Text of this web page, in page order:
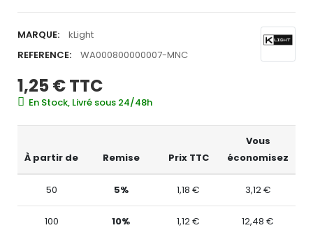
MARQUE:
kLight
REFERENCE:
WA000800000007-MNC
1,25 €TTC
En Stock, Livré sous 24/48h
À partir de Remise Prix TTC
Vous
économisez
50 5% 1,18 € 3,12 €
100 10% 1,12 € 12,48 €